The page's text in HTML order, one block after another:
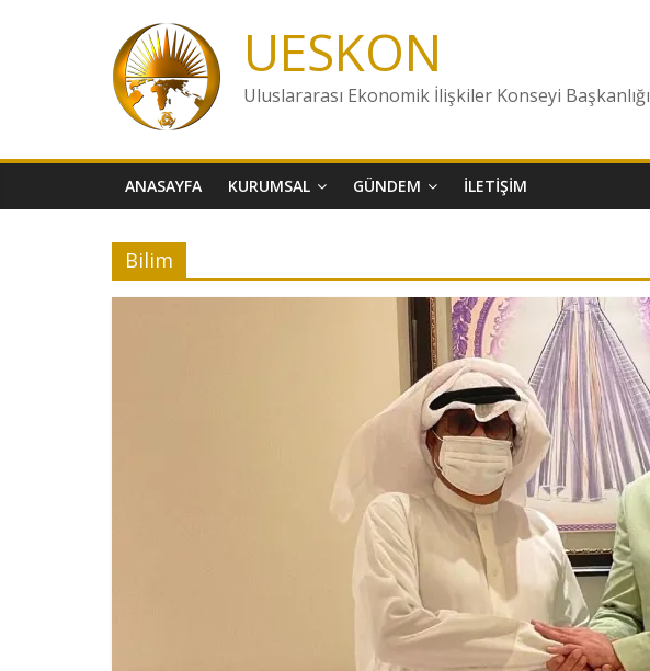
UESKON
Uluslararası Ekonomik İlişkiler Konseyi Başkanlığı
ANASAYFA KURUMSAL GÜNDEM İLETIŞIM
Bilim